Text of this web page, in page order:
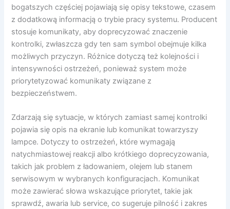
bogatszych częściej pojawiają się opisy tekstowe, czasem
z dodatkową informacją o trybie pracy systemu. Producent
stosuje komunikaty, aby doprecyzować znaczenie
kontrolki, zwłaszcza gdy ten sam symbol obejmuje kilka
możliwych przyczyn. Różnice dotyczą też kolejności i
intensywności ostrzeżeń, ponieważ system może
priorytetyzować komunikaty związane z
bezpieczeństwem.
Zdarzają się sytuacje, w których zamiast samej kontrolki
pojawia się opis na ekranie lub komunikat towarzyszy
lampce. Dotyczy to ostrzeżeń, które wymagają
natychmiastowej reakcji albo krótkiego doprecyzowania,
takich jak problem z ładowaniem, olejem lub stanem
serwisowym w wybranych konfiguracjach. Komunikat
może zawierać słowa wskazujące priorytet, takie jak
sprawdź, awaria lub service, co sugeruje pilność i zakres